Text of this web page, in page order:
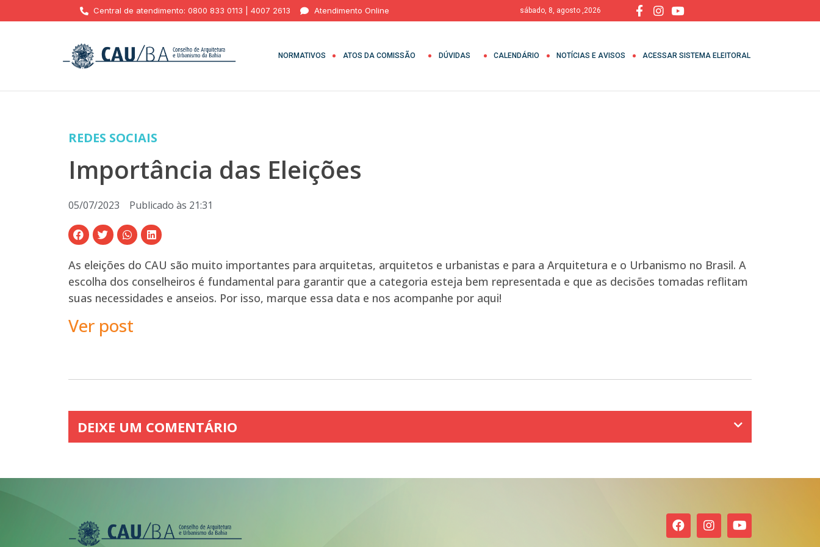
Central de atendimento: 0800 833 0113 | 4007 2613 Atendimento Online sábado, 8, agosto ,2026
NORMATIVOS ATOS DA COMISSÃO DÚVIDAS CALENDÁRIO NOTÍCIAS E AVISOS ACESSAR SISTEMA ELEITORAL
REDES SOCIAIS
Importância das Eleições
05/07/2023 Publicado às 21:31
As eleições do CAU são muito importantes para arquitetas, arquitetos e urbanistas e para a Arquitetura e o Urbanismo no Brasil. A
escolha dos conselheiros é fundamental para garantir que a categoria esteja bem representada e que as decisões tomadas reflitam
suas necessidades e anseios. Por isso, marque essa data e nos acompanhe por aqui!
Ver post
DEIXE UM COMENTÁRIO